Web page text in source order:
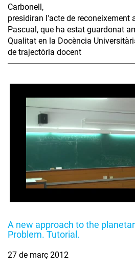
Carbonell,
presidiran l'acte de reconeixement
Pascual, que ha estat guardonat
Qualitat en la Docència
de trajectòria docent
A new approach to the
Problem. Tutorial.
27 de març 2012